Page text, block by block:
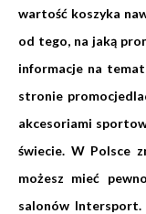
wartość koszyka
od tego, na jaką
informacje na
stronie
akcesoriami
świecie. W Polsce
możesz mieć
salonów